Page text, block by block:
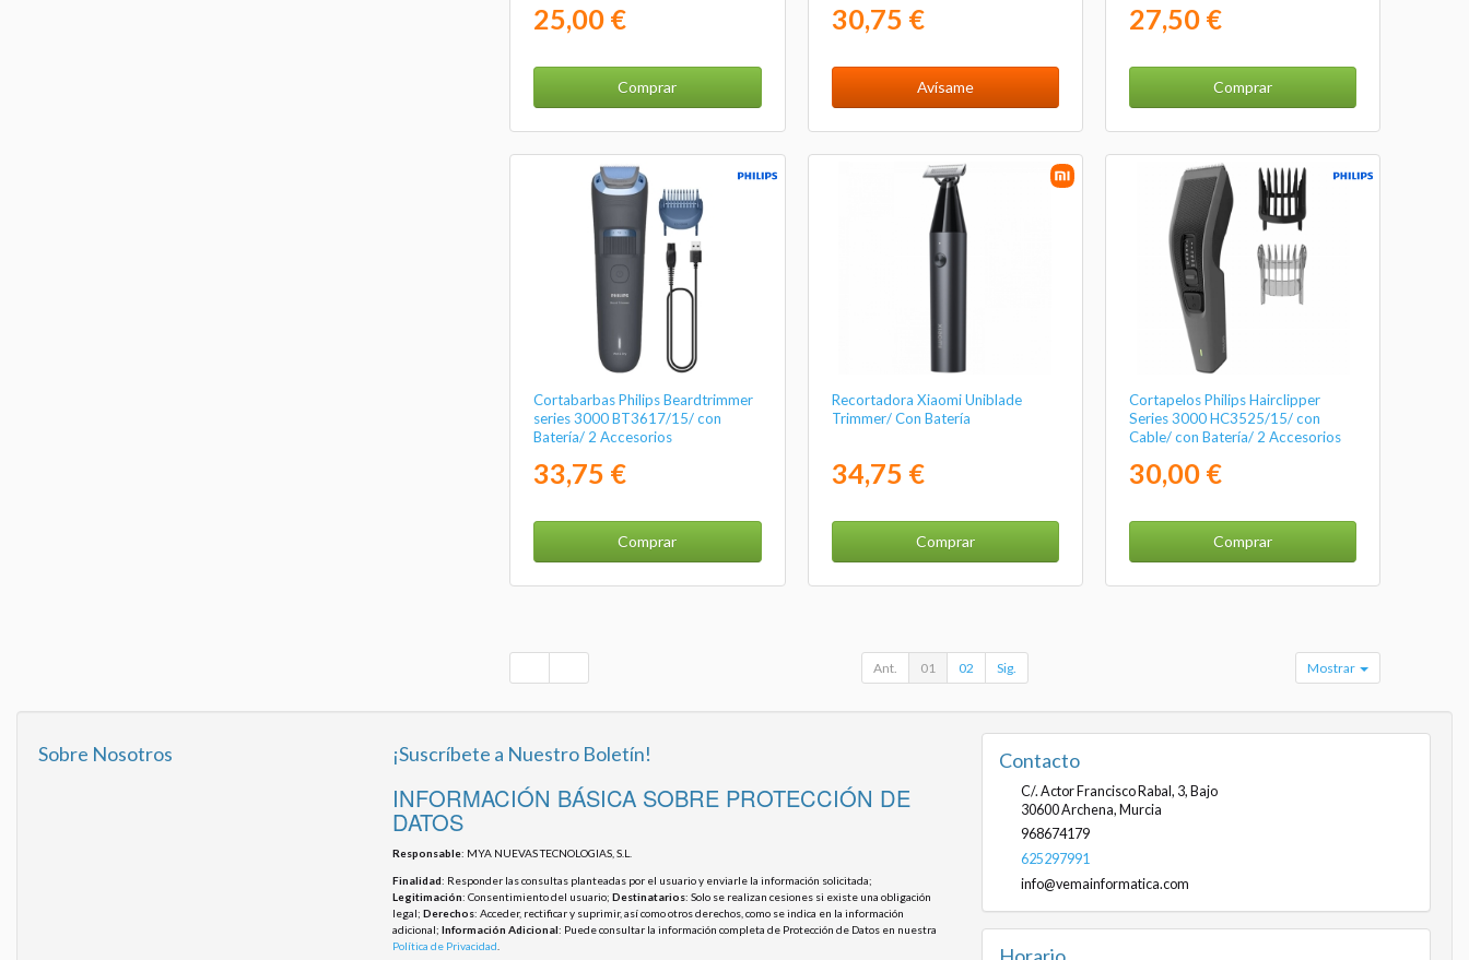
25,00 €
Comprar
30,75 €
Avísame
27,50 €
Comprar
Cortabarbas Philips Beardtrimmer
series 3000 BT3617/15/ con
Batería/ 2 Accesorios
33,75 €
Comprar
Recortadora Xiaomi Uniblade
Trimmer/ Con Batería
34,75 €
Comprar
Cortapelos Philips Hairclipper
Series 3000 HC3525/15/ con
Cable/ con Batería/ 2 Accesorios
30,00 €
Comprar
Ant. 01 02 Sig. Mostrar
Sobre Nosotros ¡Suscríbete a Nuestro Boletín!
INFORMACIÓN BÁSICA SOBRE PROTECCIÓN DE
DATOS
Responsable: MYA NUEVAS TECNOLOGIAS, S.L.
Finalidad: Responder las consultas planteadas por el usuario y enviarle la información solicitada;
Legitimación: Consentimiento del usuario; Destinatarios: Solo se realizan cesiones si existe una obligación
legal; Derechos: Acceder, rectificar y suprimir, así como otros derechos, como se indica en la información
adicional; Información Adicional: Puede consultar la información completa de Protección de Datos en nuestra
Política de Privacidad
Contacto
C/. Actor Francisco Rabal, 3, Bajo
30600Archena, Murcia
968674179
625297991
info@vemainformatica.com